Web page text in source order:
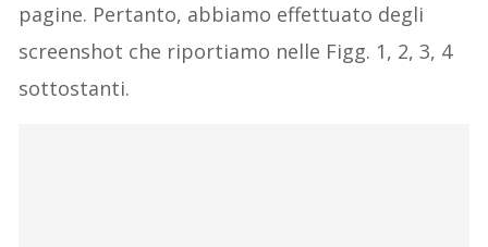
pagine. Pertanto, abbiamo effettuato degli
screenshot che riportiamo nelle Figg. 1, 2, 3, 4
sottostanti.